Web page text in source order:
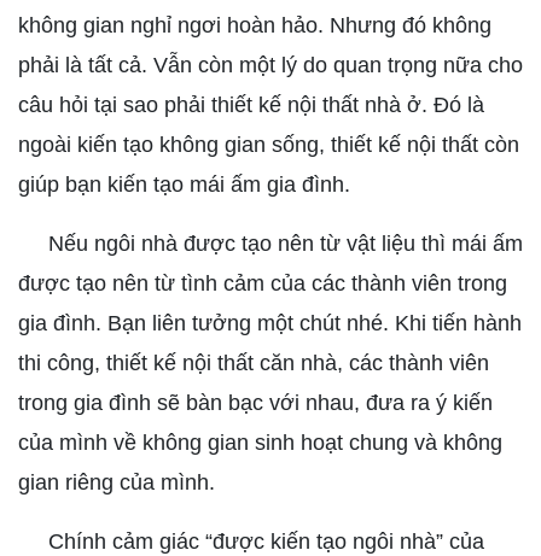
không gian nghỉ ngơi hoàn hảo. Nhưng đó không
phải là tất cả. Vẫn còn một lý do quan trọng nữa cho
câu hỏi tại sao phải thiết kế nội thất nhà ở. Đó là
ngoài kiến tạo không gian sống, thiết kế nội thất còn
giúp bạn kiến tạo mái ấm gia đình.
Nếu ngôi nhà được tạo nên từ vật liệu thì mái ấm
được tạo nên từ tình cảm của các thành viên trong
gia đình. Bạn liên tưởng một chút nhé. Khi tiến hành
thi công, thiết kế nội thất căn nhà, các thành viên
trong gia đình sẽ bàn bạc với nhau, đưa ra ý kiến
của mình về không gian sinh hoạt chung và không
gian riêng của mình.
Chính cảm giác “được kiến tạo ngôi nhà” của